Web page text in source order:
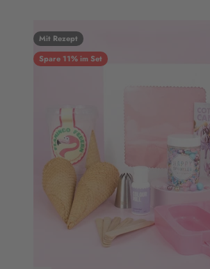
Mit Rezept
Spare 11% im Set